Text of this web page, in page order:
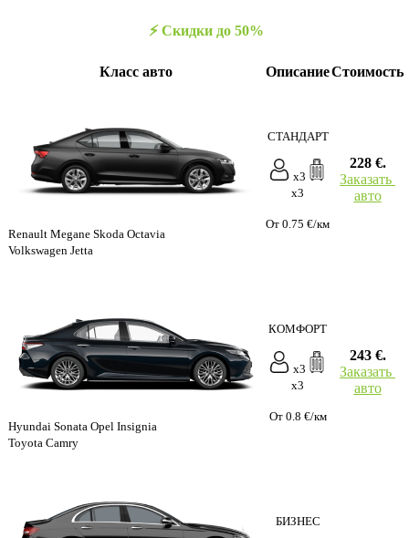
⚡️ Скидки до 50%
Класс авто ОписаниеСтоимость
Renault Megane Skoda Octavia
Volkswagen Jetta
СТАНДАРТ
x3
x3
От 0.75 €/км
228 €.
Заказать
авто
Hyundai Sonata Opel Insignia
Toyota Camry
КОМФОРТ
x3
x3
От 0.8 €/км
243 €.
Заказать
авто
БИЗНЕС